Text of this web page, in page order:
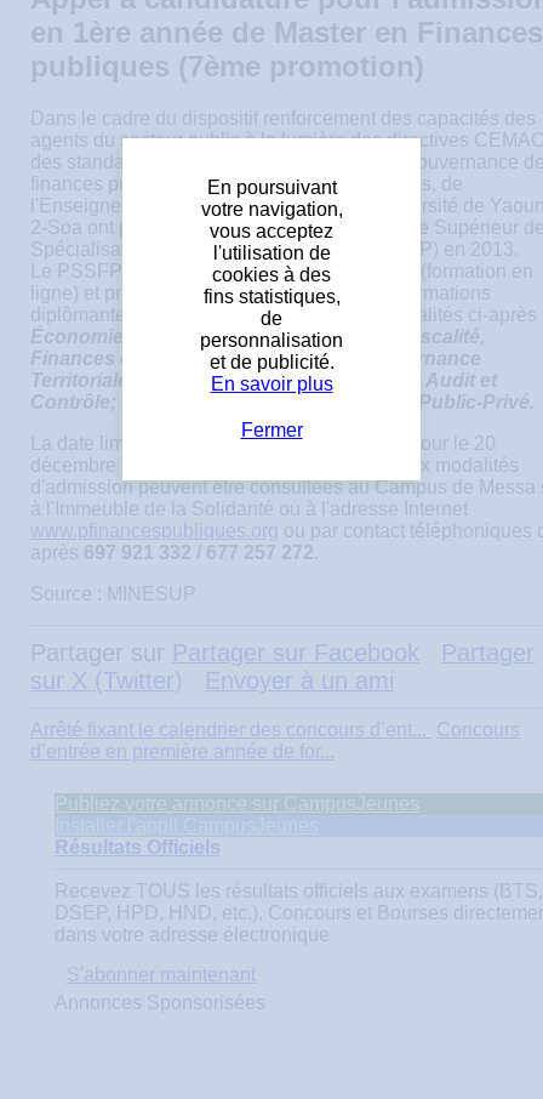
en 1ère année de Master en Finances
publiques (7ème promotion)
Dans le cadre du dispositif renforcement des capacités des
agents du secteur public à la lumière des directives
des standards internationaux en matière de gouvernance
finances publiques, les Ministres des Finances, de
l'Enseignement Supérieur et ainsi que l'Université de
2-Soa ont procédé à la création du programme Supérieur
Spécialisation en Finances Publiques (PSSFP) en 2013.
Le PSSFP qui fonctionne en mode distanciel (formation en
ligne) et présentiel (16h à 20h); délivre des formations
diplômantes de niveau master dans les spécialités ci-après
Économie publique et gestion Publique; Fiscalité,
Finances et Comptabilité Publique; Gouvernance
Territoriale et Finances Publiques Locales; Audit et
Contrôle; marchés Publics et Partenariats Public-Privé.
La date limite de dépôt des dossiers est fixé pour le 20
décembre 2019. Les informations relatives aux modalités
d'admission peuvent être consultées au Campus de Messa
à l'Immeuble de la Solidarité ou à l'adresse Internet
www.pfinancespubliques.org ou par contact téléphoniques
après 697 921 332 / 677 257 272.
Source : MINESUP
Partager sur Partager sur Facebook
Partager
sur X (Twitter)
Envoyer à un ami
Arrêté fixant le calendrier des concours d’ent... Concours
d’entrée en première année de for...
Publiez votre annonce sur CampusJeunes
Résultats Officiels
Recevez TOUS
les résultats officiels aux examens (BTS,
DSEP, HPD, HND, etc.), Concours et Bourses
dans votre adresse électronique
S'abonner maintenant
Annonces Sponsorisées
En poursuivant
votre navigation,
vous acceptez
l'utilisation de
cookies à des
fins statistiques,
de
personnalisation
et de publicité.
En savoir plus
Fermer